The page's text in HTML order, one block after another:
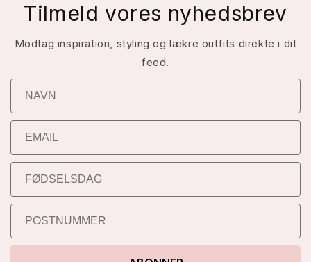
Tilmeld vores nyhedsbrev
Modtag inspiration, styling og lækre outfits direkte i dit
feed.